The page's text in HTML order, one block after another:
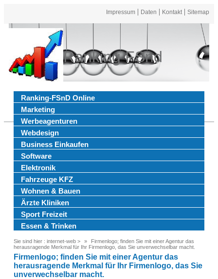
Impressum Daten Kontakt Sitemap
Ranking FSnd
Ranking-FSnD Online
Marketing
Werbeagenturen
Webdesign
Business Einkaufen
Software
Elektronik
Fahrzeuge KFZ
Wohnen & Bauen
Ärzte Kliniken
Sport Freizeit
Essen & Trinken
Sie sind hier : internet-web >
Firmenlogo; finden Sie mit einer Agentur das
herausragende Merkmal für Ihr Firmenlogo, das Sie unverwechselbar macht.
Firmenlogo; finden Sie mit einer Agentur das
herausragende Merkmal für Ihr Firmenlogo, das Sie
unverwechselbar macht.